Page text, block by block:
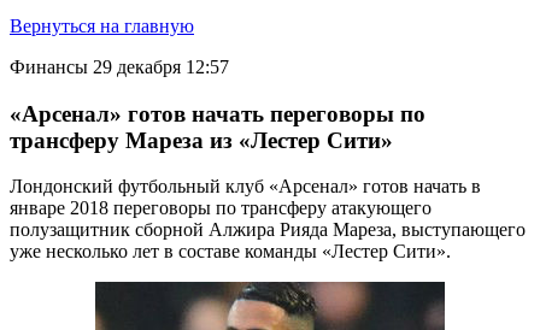
Вернуться на главную
Финансы 29 декабря 12:57
«Арсенал» готов начать переговоры по
трансферу Мареза из «Лестер Сити»
Лондонский футбольный клуб «Арсенал» готов начать в
январе 2018 переговоры по трансферу атакующего
полузащитник сборной Алжира Рияда Мареза, выступающего
уже несколько лет в составе команды «Лестер Сити».